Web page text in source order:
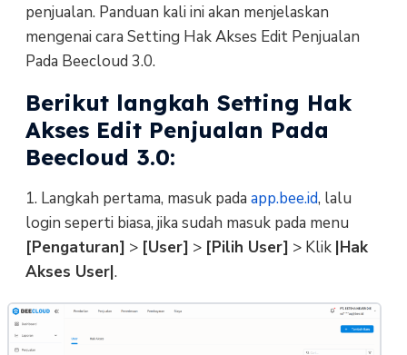
penjualan. Panduan kali ini akan menjelaskan
mengenai cara Setting Hak Akses Edit Penjualan
Pada Beecloud 3.0.
Berikut langkah Setting Hak
Akses Edit Penjualan Pada
Beecloud 3.0:
1. Langkah pertama, masuk pada app.bee.id, lalu
login seperti biasa, jika sudah masuk pada menu
[Pengaturan] > [User] > [Pilih User] > Klik |Hak
Akses User|.